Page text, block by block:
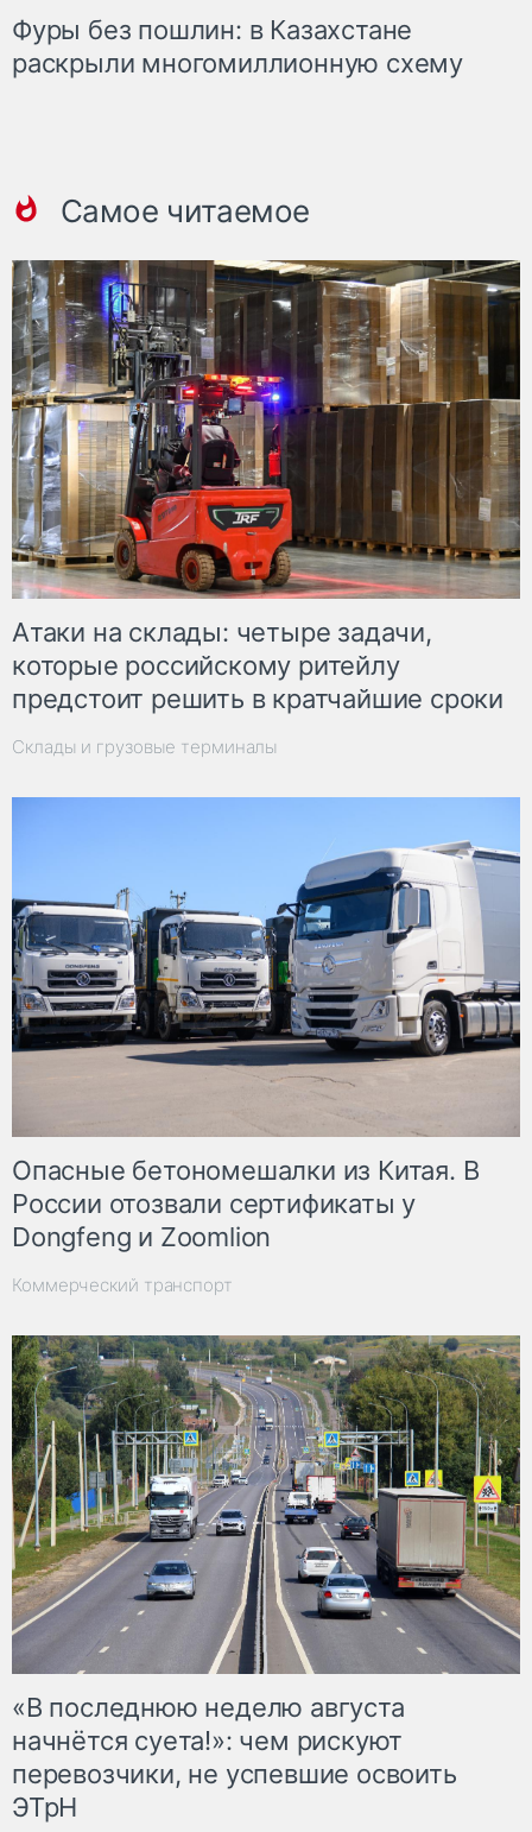
Фуры без пошлин: в Казахстане
раскрыли многомиллионную схему
Самое читаемое
Атаки на склады: четыре задачи,
которые российскому ритейлу
предстоит решить в кратчайшие сроки
Склады и грузовые терминалы
Опасные бетономешалки из Китая. В
России отозвали сертификаты у
Dongfeng и Zoomlion
Коммерческий транспорт
«В последнюю неделю августа
начнётся суета!»: чем рискуют
перевозчики, не успевшие освоить
ЭТрН